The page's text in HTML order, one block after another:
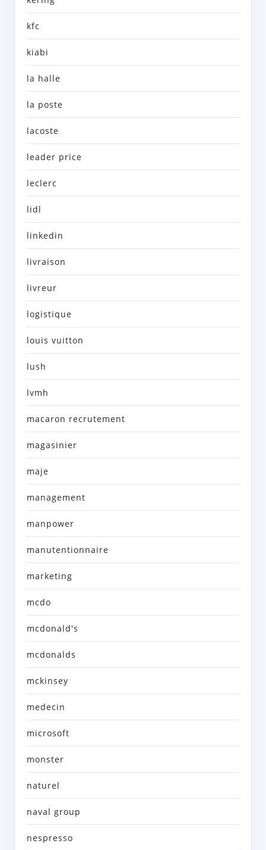
kfc
kiabi
la halle
la poste
lacoste
leader price
leclerc
lidl
linkedin
livraison
livreur
logistique
louis vuitton
lush
lvmh
macaron recrutement
magasinier
maje
management
manpower
manutentionnaire
marketing
mcdo
mcdonald's
mcdonalds
mckinsey
medecin
microsoft
monster
naturel
naval group
nespresso